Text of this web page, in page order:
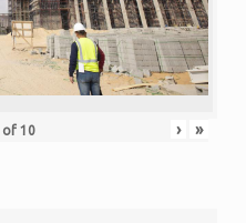
of 10 › »